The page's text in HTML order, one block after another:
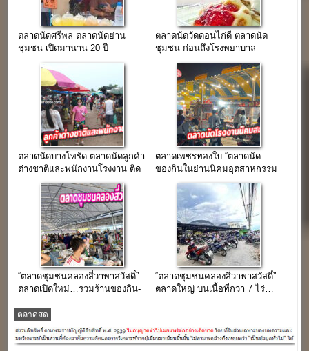
ตลาดนัดศรีพล ตลาดนัดย่าน
ชุมชน เปิดมานาน 20 ปี
ตลาดนัดวัดดอนไก่ดี ตลาดนัด
ชุมชน ก่อนถึงโรงพยาบาล
ตลาดนัดบางโทรัด ตลาดนัดลูกค้า
ต่างชาติและพนักงานโรงงาน ติด
ตลาดเพชรทองใบ “ตลาดนัด
ของกินในย่านนิคมอุตสาหกรรม
สมุทรสาคร”(ขายฟรีไม่มีกำหนด)
“ตลาดชุมชนคลองสี่วาพาสวัสดิ์”
ตลาดเปิดใหม่…รวมร้านของกิน-
“ตลาดชุมชนคลองสี่วาพาสวัสดิ์”
ตลาดใหญ่ บนเนื้อที่กว่า 7 ไร่…
ตลาดสด